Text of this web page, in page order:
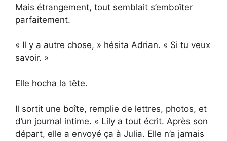
Mais étrangement, tout semblait s’emboîter
parfaitement.
« Il y a autre chose, » hésita Adrian. « Si tu veux
savoir. »
Elle hocha la tête.
Il sortit une boîte, remplie de lettres, photos, et
d’un journal intime. « Lily a tout écrit. Après son
départ, elle a envoyé ça à Julia. Elle n’a jamais